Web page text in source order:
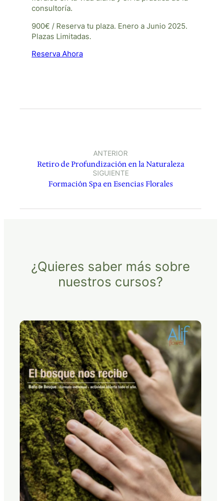
consultoría.
900€ / Reserva tu plaza. Enero a Junio 2025.
Plazas Limitadas.
Reserva Ahora
ANTERIOR
Retiro de Profundización en la Naturaleza
SIGUIENTE
Formación Spa en Esencias Florales
¿Quieres saber más sobre
nuestros cursos?